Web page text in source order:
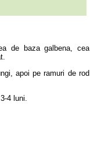
de baza galbena, cea
apoi pe ramuri de rod
4 luni.